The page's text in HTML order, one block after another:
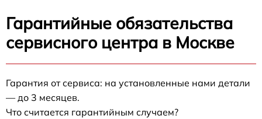
Гарантийные обязательства
сервисного центра в Москве
Гарантия от сервиса: на установленные нами детали
— до 3 месяцев.
Что считается гарантийным случаем?